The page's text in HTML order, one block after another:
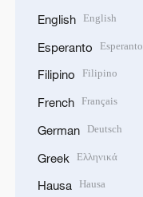
English English
Esperanto Esperanto
Filipino Filipino
French Français
German Deutsch
Greek Ελληνικά
Hausa Hausa